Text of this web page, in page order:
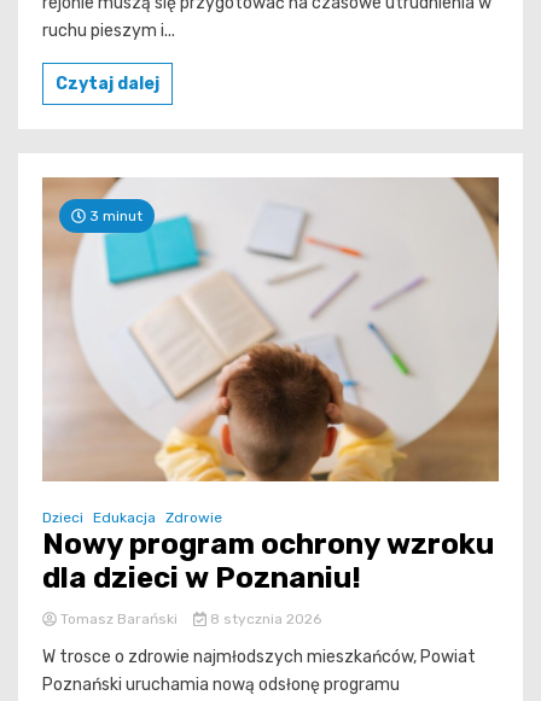
ruchu pieszym i...
Czytaj dalej
3 minut
Dzieci Edukacja Zdrowie
Nowy program ochrony wzroku
dla dzieci w Poznaniu!
Tomasz Barański 8 stycznia 2026
W trosce o zdrowie najmłodszych mieszkańców, Powiat
Poznański uruchamia nową odsłonę programu